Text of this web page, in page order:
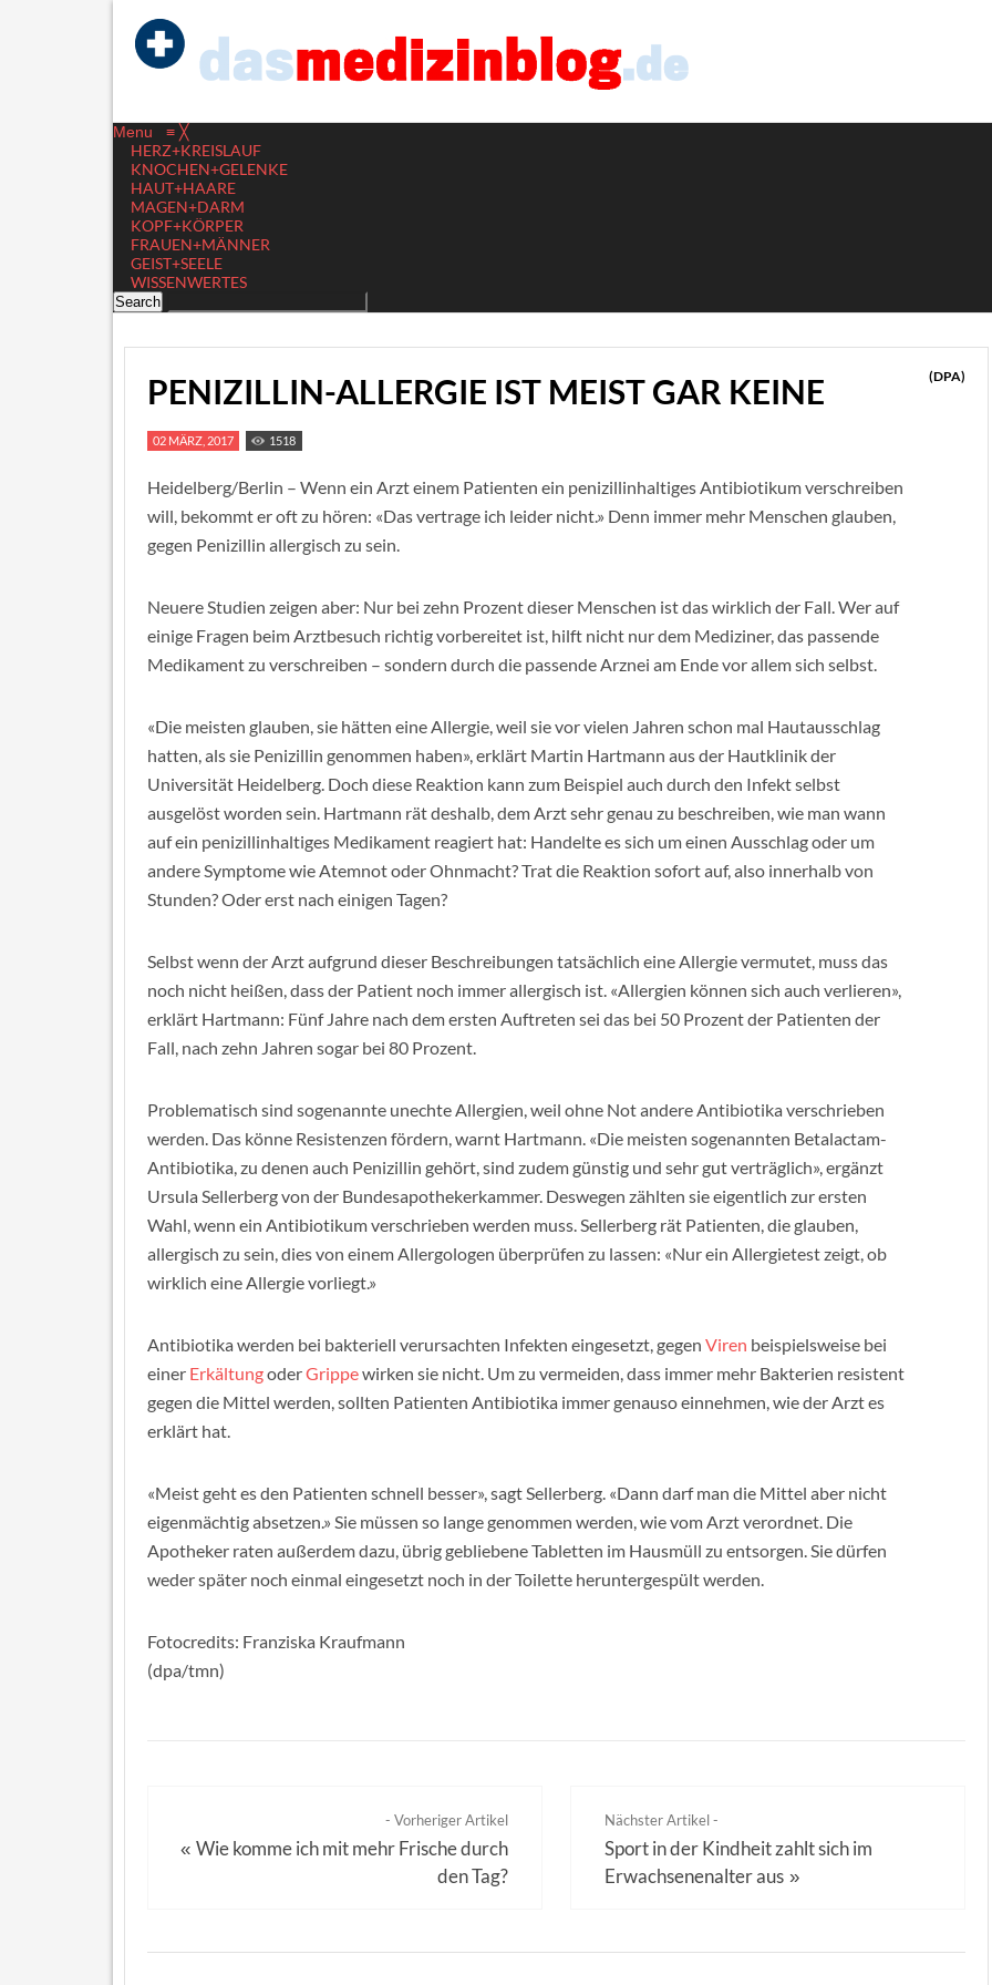
Menu ≡ ╳
HERZ+KREISLAUF
KNOCHEN+GELENKE
HAUT+HAARE
MAGEN+DARM
KOPF+KÖRPER
FRAUEN+MÄNNER
GEIST+SEELE
WISSENWERTES
PENIZILLIN-ALLERGIE IST MEIST GAR KEINE (DPA)
02 MÄRZ, 2017 1518
Heidelberg/Berlin – Wenn ein Arzt einem Patienten ein penizillinhaltiges Antibiotikum verschreiben
will, bekommt er oft zu hören: «Das vertrage ich leider nicht.» Denn immer mehr Menschen glauben,
gegen Penizillin allergisch zu sein.
Neuere Studien zeigen aber: Nur bei zehn Prozent dieser Menschen ist das wirklich der Fall. Wer auf
einige Fragen beim Arztbesuch richtig vorbereitet ist, hilft nicht nur dem Mediziner, das passende
Medikament zu verschreiben – sondern durch die passende Arznei am Ende vor allem sich selbst.
«Die meisten glauben, sie hätten eine Allergie, weil sie vor vielen Jahren schon mal Hautausschlag
hatten, als sie Penizillin genommen haben», erklärt Martin Hartmann aus der Hautklinik der
Universität Heidelberg. Doch diese Reaktion kann zum Beispiel auch durch den Infekt selbst
ausgelöst worden sein. Hartmann rät deshalb, dem Arzt sehr genau zu beschreiben, wie man wann
auf ein penizillinhaltiges Medikament reagiert hat: Handelte es sich um einen Ausschlag oder um
andere Symptome wie Atemnot oder Ohnmacht? Trat die Reaktion sofort auf, also innerhalb von
Stunden? Oder erst nach einigen Tagen?
Selbst wenn der Arzt aufgrund dieser Beschreibungen tatsächlich eine Allergie vermutet, muss das
noch nicht heißen, dass der Patient noch immer allergisch ist. «Allergien können sich auch verlieren»,
erklärt Hartmann: Fünf Jahre nach dem ersten Auftreten sei das bei 50 Prozent der Patienten der
Fall, nach zehn Jahren sogar bei 80 Prozent.
Problematisch sind sogenannte unechte Allergien, weil ohne Not andere Antibiotika verschrieben
werden. Das könne Resistenzen fördern, warnt Hartmann. «Die meisten sogenannten Betalactam-
Antibiotika, zu denen auch Penizillin gehört, sind zudem günstig und sehr gut verträglich», ergänzt
Ursula Sellerberg von der Bundesapothekerkammer. Deswegen zählten sie eigentlich zur ersten
Wahl, wenn ein Antibiotikum verschrieben werden muss. Sellerberg rät Patienten, die glauben,
allergisch zu sein, dies von einem Allergologen überprüfen zu lassen: «Nur ein Allergietest zeigt, ob
wirklich eine Allergie vorliegt.»
Antibiotika werden bei bakteriell verursachten Infekten eingesetzt, gegen Viren beispielsweise bei
einer ErkältungoderGrippewirken sie nicht. Um zu vermeiden, dass immer mehr Bakterien resistent
gegen die Mittel werden, sollten Patienten Antibiotika immer genauso einnehmen, wie der Arzt es
erklärt hat.
«Meist geht es den Patienten schnell besser», sagt Sellerberg. «Dann darf man die Mittel aber nicht
eigenmächtig absetzen.» Sie müssen so lange genommen werden, wie vom Arzt verordnet. Die
Apotheker raten außerdem dazu, übrig gebliebene Tabletten im Hausmüll zu entsorgen. Sie dürfen
weder später noch einmal eingesetzt noch in der Toilette heruntergespült werden.
Fotocredits: Franziska Kraufmann
(dpa/tmn)
- Vorheriger Artikel
« Wie komme ich mit mehr Frische durch
den Tag?
Nächster Artikel -
Sport in der Kindheit zahlt sich im
Erwachsenenalter aus »